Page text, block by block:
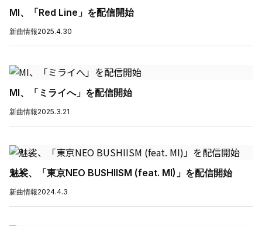
MI、「Red Line」を配信開始
新曲情報2025.4.30
MI、「ミライへ」を配信開始
新曲情報2025.3.21
魅裟、「東京NEO BUSHIISM (feat. MI)」を配信開始
新曲情報2024.4.3